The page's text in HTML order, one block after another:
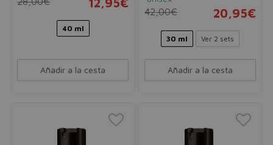
40 ml
Añadir a la cesta
42,00€ 20,95€
30 ml Ver 2 sets
Añadir a la cesta